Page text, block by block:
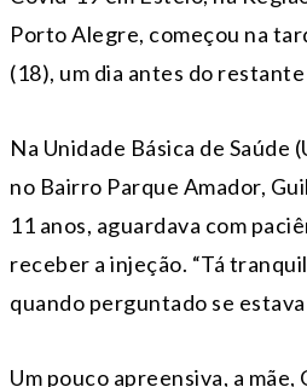
Porto Alegre, começou na
(18), um dia antes do
Na Unidade Básica de Saúde
no Bairro Parque Amador,
11 anos, aguardava com
receber a injeção. “Tá
quando perguntado se
Um pouco apreensiva, a mãe,